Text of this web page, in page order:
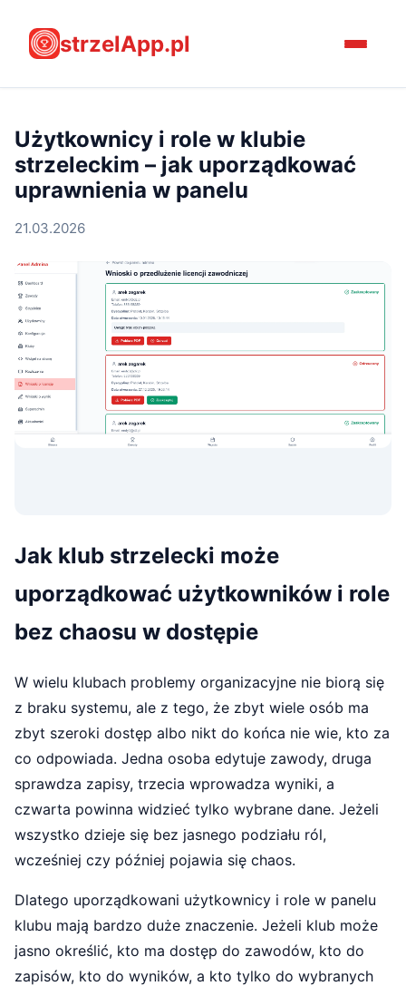
strzelApp.pl
Użytkownicy i role w klubie
strzeleckim – jak uporządkować
uprawnienia w panelu
21.03.2026
Jak klub strzelecki może
uporządkować użytkowników i role
bez chaosu w dostępie
W wielu klubach problemy organizacyjne nie biorą się
z braku systemu, ale z tego, że zbyt wiele osób ma
zbyt szeroki dostęp albo nikt do końca nie wie, kto za
co odpowiada. Jedna osoba edytuje zawody, druga
sprawdza zapisy, trzecia wprowadza wyniki, a
czwarta powinna widzieć tylko wybrane dane. Jeżeli
wszystko dzieje się bez jasnego podziału ról,
wcześniej czy później pojawia się chaos.
Dlatego uporządkowani użytkownicy i role w panelu
klubu mają bardzo duże znaczenie. Jeżeli klub może
jasno określić, kto ma dostęp do zawodów, kto do
zapisów, kto do wyników, a kto tylko do wybranych